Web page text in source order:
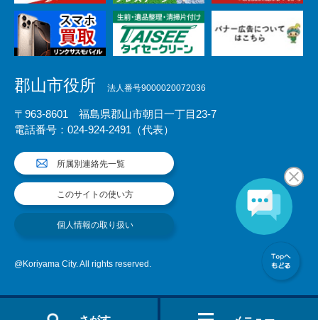
郡山市役所 法人番号9000020072036
〒963-8601 福島県郡山市朝日一丁目23-7
電話番号：024-924-2491（代表）
所属別連絡先一覧
このサイトの使い方
個人情報の取り扱い
@Koriyama City. All rights reserved.